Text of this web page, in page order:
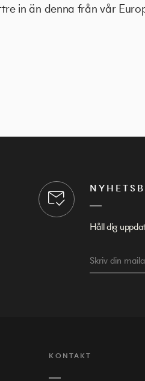
in än denna från vår
Håll dig
KONTAKT